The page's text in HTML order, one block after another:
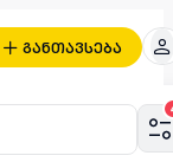
განთავსება